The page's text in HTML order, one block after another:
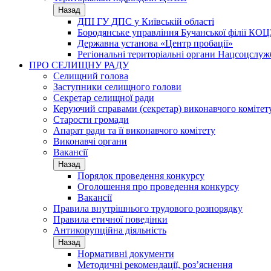
Назад
ДПІ ГУ ДПС у Київській області
Бородянське управління Бучанської філії
Державна установа «Центр пробації»
Регіональні територіальні органи
ПРО СЕЛИЩНУ РАДУ
Селищний голова
Заступники селищного голови
Секретар селищної ради
Керуючий справами (секретар) виконавчого
Старости громади
Апарат ради та її виконавчого комітету
Виконавчі органи
Вакансії
Назад
Порядок проведення конкурсу
Оголошення про проведення конкурсу
Вакансії
Правила внутрішнього трудового розпорядку
Правила етичної поведінки
Антикорупційна діяльність
Назад
Нормативні документи
Методичні рекомендації, роз’яснення